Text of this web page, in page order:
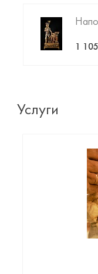
1
Услуги